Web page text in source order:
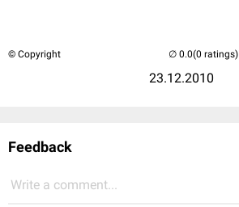
© Copyright
23.12.2010
(0 ratings)
Feedback
Write a comment...